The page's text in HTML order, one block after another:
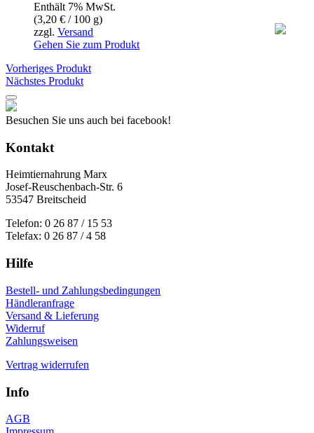
war:
13,69 €
ist:
8,00 €.
Enthält 7% MwSt.
(3,20 € / 100 g)
zzgl. Versand
Gehen Sie zum Produkt
Vorheriges Produkt
Nächstes Produkt
Besuchen Sie uns auch bei facebook!
Kontakt
Heimtiernahrung Marx
Josef-Reuschenbach-Str. 6
53547 Breitscheid
Telefon: 0 26 87 / 15 53
Telefax: 0 26 87 / 4 58
Hilfe
Bestell- und Zahlungsbedingungen
Händleranfrage
Versand & Lieferung
Widerruf
Zahlungsweisen
Vertrag widerrufen
Info
AGB